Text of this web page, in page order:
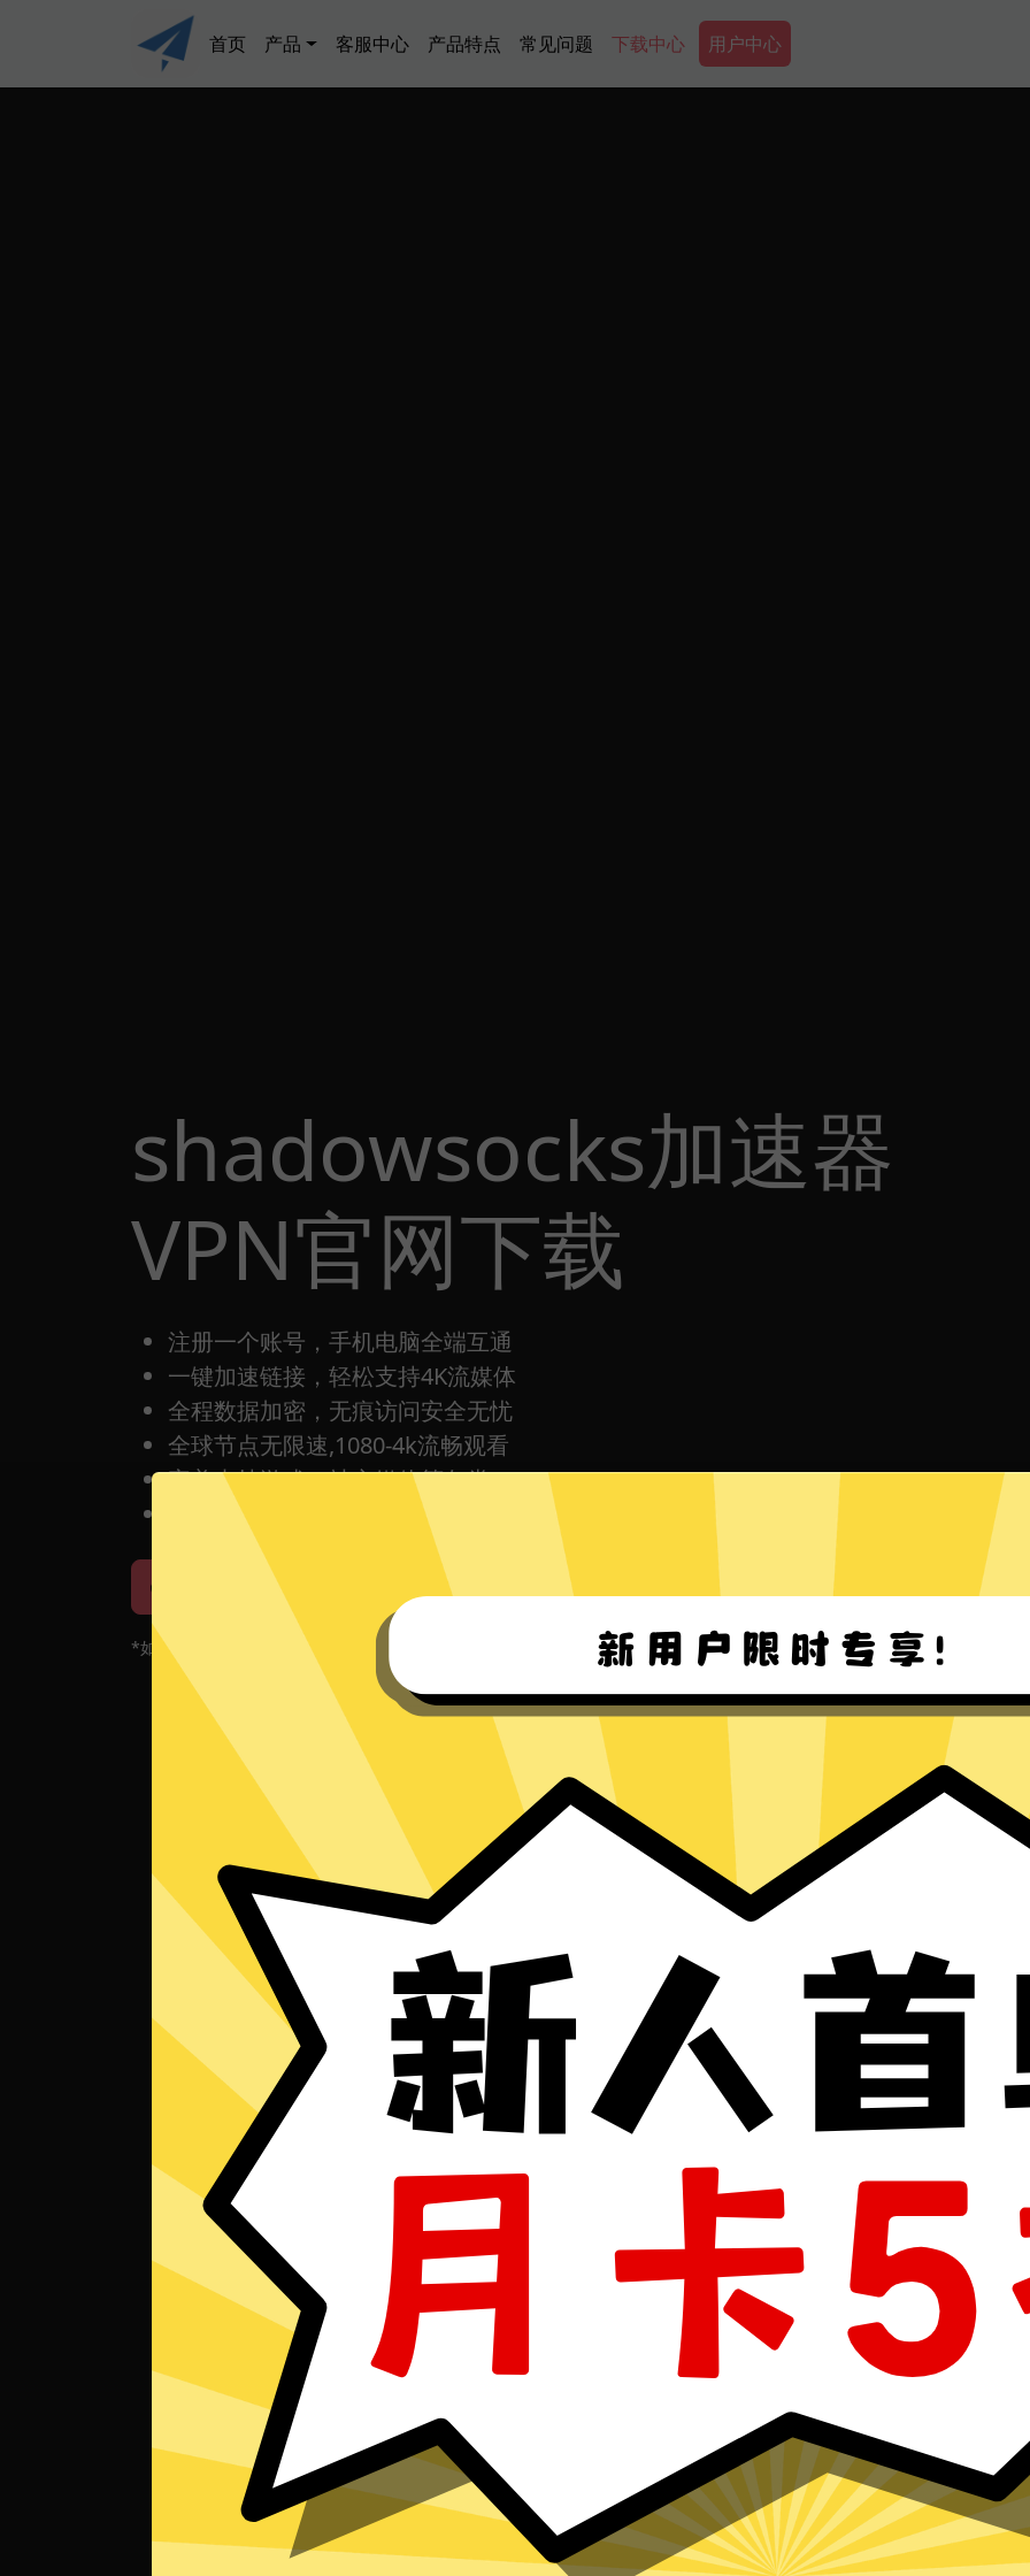
Main navigation
首页 产品 客服中心 产品特点 常见问题 下载中心 Secondary Menu
用户中心
shadowsocks加速器
VPN官网下载
注册一个账号，手机电脑全端互通
一键加速链接，轻松支持4K流媒体
全程数据加密，无痕访问安全无忧
全球节点无限速,1080-4k流畅观看
完美支持游戏，社交媒体等各类App
每日签到打卡都有免费时间
Win8-11 下载 Mac下载
*如果您的App当前遇到问题，请重新下载App！